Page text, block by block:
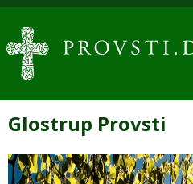
Glostrup Provsti